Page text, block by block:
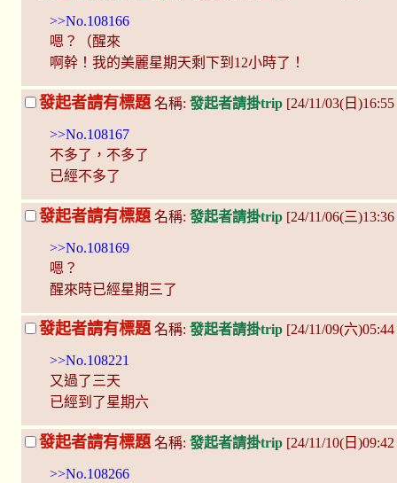
>>No.108166
嗯？（醒來
啊幹！我的美麗星期天剩下到12小時了！
發起者請有標題 名稱: 發起者請掛trip [24/11/03(日
>>No.108167
不多了，不多了
已經不多了
發起者請有標題 名稱: 發起者請掛trip [24/11/06(三
>>No.108169
嗯？
醒來時已經星期三了
發起者請有標題名稱: 發起者請掛trip [24/11/09(六
>>No.108221
又過了三天
已經到了星期六
發起者請有標題 名稱: 發起者請掛trip [24/11/10(日
>>No.108266